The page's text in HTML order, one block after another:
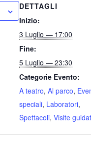
DETTAGLI
Inizio:
3 Luglio — 17:00
Fine:
5 Luglio — 23:30
Categorie Evento:
A teatro, Al parco,
speciali, Laboratori,
Spettacoli, Visite